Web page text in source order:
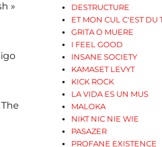
»
DESTRUCTURE
ET MON CUL C'EST DU
GRITA O MUERE
I FEEL GOOD
INSANE SOCIETY
KAMASET LEVYT
KICK ROCK
LA VIDA ES UN MUS
MALOKA
NIKT NIC NIE WIE
PASAZER
PROFANE EXISTENCE